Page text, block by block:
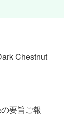
Chestnut
要旨ご報